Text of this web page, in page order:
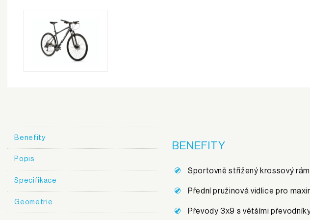
Benefity
Popis
Specifikace
Geometrie
BENEFITY
Sportovně střižený krossový
Přední pružinová vidlice pro
Převody 3x9 s většími